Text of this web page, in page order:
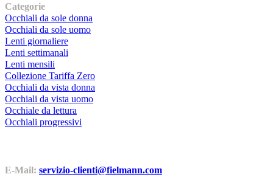
Categorie
Occhiali da sole donna
Occhiali da sole uomo
Lenti giornaliere
Lenti settimanali
Lenti mensili
Collezione Tariffa Zero
Occhiali da vista donna
Occhiali da vista uomo
Occhiale da lettura
Occhiali progressivi
E-Mail: servizio-clienti@fielmann.com